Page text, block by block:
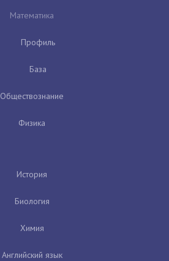
Математика
Профиль
База
Обществознание
Физика
История
Биология
Химия
Английский язык